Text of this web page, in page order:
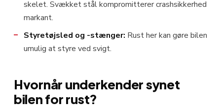
skelet. Svækket stål kompromitterer crashsikkerhed
markant.
Styretøjsled og -stænger: Rust her kan gøre bilen
umulig at styre ved svigt.
Hvornår underkender synet
bilen for rust?